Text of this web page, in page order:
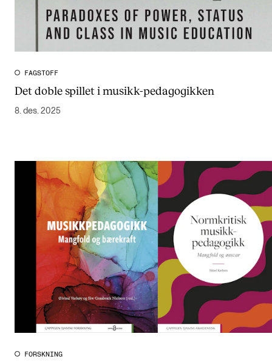
FAGSTOFF
Det doble spillet i musikk-pedagogikken
8. des. 2025
FORSKNING